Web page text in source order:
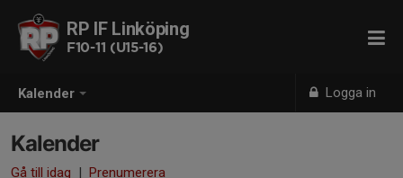
Kalender Logga in
RP IF Linköping
F10-11 (U15-16)
Kalender
Gå till idag | Prenumerera